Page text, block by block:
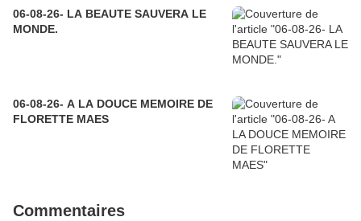
06-08-26- LA BEAUTE SAUVERA LE
MONDE.
06-08-26- A LA DOUCE MEMOIRE DE
FLORETTE MAES
Commentaires